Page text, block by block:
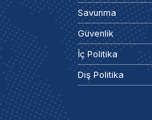
Savunma
Güvenlik
İç Politika
Dış Politika